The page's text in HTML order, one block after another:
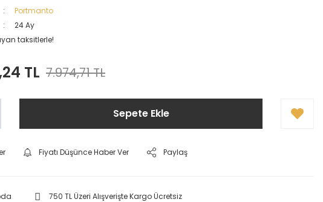
Portmanto
24 Ay
taksitlerle!
TL 7.974,71 TL
Sepete Ekle
Fiyatı Düşünce Haber Ver Paylaş
750 TL Üzeri Alışverişte Kargo Ücretsiz